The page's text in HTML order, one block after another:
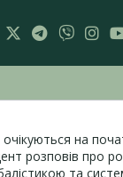
на
розповів про
та